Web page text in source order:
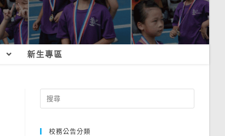
新生專區
Search
for:
校務公告分類